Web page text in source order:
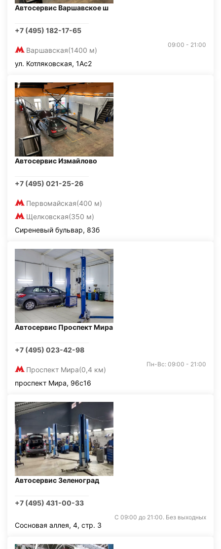
Автосервис Варшавское ш
+7 (495) 182-17-65
Варшавская(1400 м)
09:00 - 21:00
ул. Котляковская, 1Ас2
Автосервис Измайлово
+7 (495) 021-25-26
Первомайская(400 м)
Щелковская(350 м)
Сиреневый бульвар, 83б
Автосервис Проспект Мира
+7 (495) 023-42-98
Проспект Мира(0,4 км)
Пн-Вс: 09:00 - 21:00
проспект Мира, 96с16
Автосервис Зеленоград
+7 (495) 431-00-33
С 09:00 до 21:00. Без выходных
Сосновая аллея, 4, стр. 3